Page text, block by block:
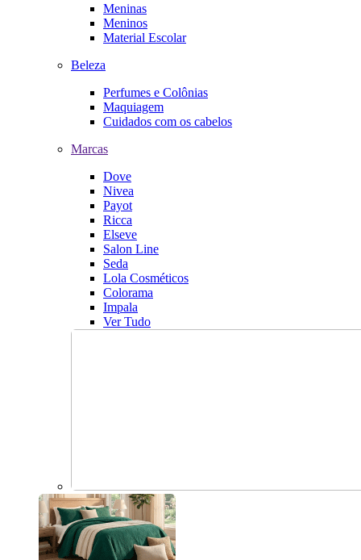
Meninas
Meninos
Material Escolar
Beleza
Perfumes e Colônias
Maquiagem
Cuidados com os cabelos
Marcas
Dove
Nivea
Payot
Ricca
Elseve
Salon Line
Seda
Lola Cosméticos
Colorama
Impala
Ver Tudo